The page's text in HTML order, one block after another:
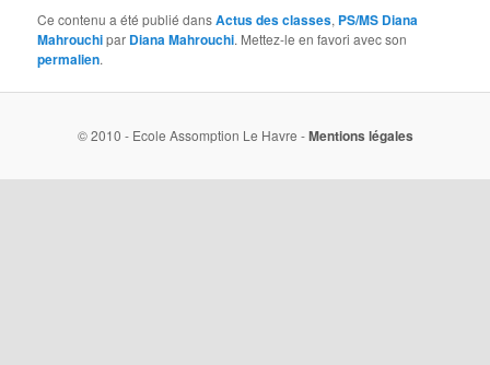
Ce contenu a été publié dansActus des classes, PS/MS Diana
Mahrouchipar Diana Mahrouchi. Mettez-le en favori avec son
permalien.
© 2010 - Ecole Assomption Le Havre -Mentions légales